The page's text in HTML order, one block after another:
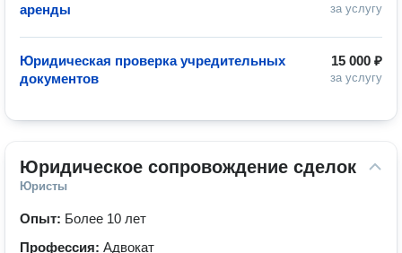
за услугу
аренды
15 000 ₽
за услугу
Юридическая проверка учредительных
документов
Юридическое сопровождение сделок
Юристы
Опыт: Более 10 лет
Профессия: Адвокат